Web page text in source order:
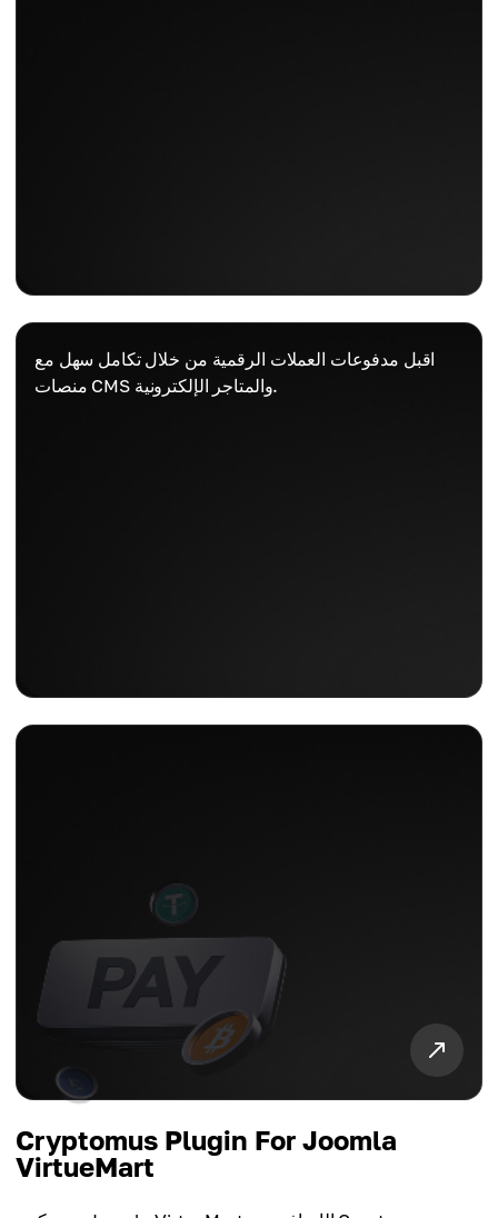
اقبل مدفوعات العملات الرقمية من خلال تكامل سهل مع
منصات CMS والمتاجر الإلكترونية.
Cryptomus Plugin For Joomla
VirtueMart